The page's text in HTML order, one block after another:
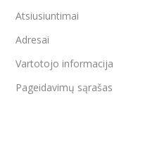
Atsiusiuntimai
Adresai
Vartotojo informacija
Pageidavimų sąrašas